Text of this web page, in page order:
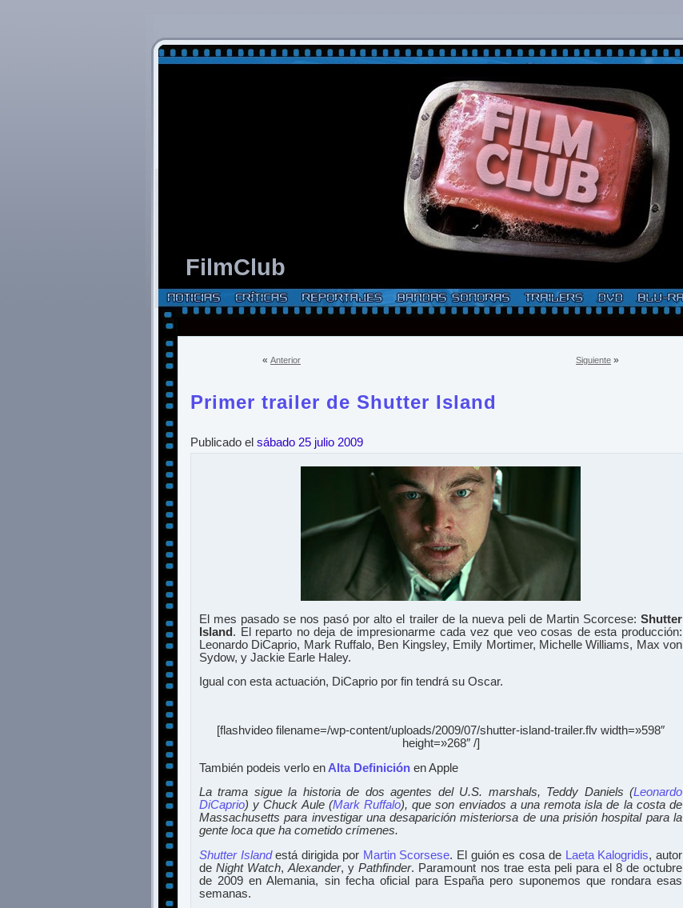
FilmClub
Siguiente »
« Anterior
Primer trailer de Shutter Island
Publicado el sábado 25 julio 2009
El mes pasado se nos pasó por alto el trailer de la nueva peli de Martin Scorcese: Shutter
Island . El reparto no deja de impresionarme cada vez que veo cosas de esta producción:
Leonardo DiCaprio, Mark Ruffalo, Ben Kingsley, Emily Mortimer, Michelle Williams, Max von
Sydow, y Jackie Earle Haley.
Igual con esta actuación, DiCaprio por fin tendrá su Oscar.
[flashvideo filename=/wp-content/uploads/2009/07/shutter-island-trailer.flv width=»598″
height=»268″ /]
También podeis verlo en Alta Definición en Apple
La trama sigue la historia de dos agentes del U.S. marshals, Teddy Daniels (Leonardo
DiCaprio) y Chuck Aule (Mark Ruffalo), que son enviados a una remota isla de la costa de
Massachusetts para investigar una desaparición misteriorsa de una prisión hospital para la
gente loca que ha cometido crímenes.
Shutter Islandestá dirigida por Martin Scorsese. El guión es cosa de Laeta Kalogridis, autor
deNight Watch,Alexander, yPathfinder. Paramount nos trae esta peli para el 8 de octubre
de 2009 en Alemania, sin fecha oficial para España pero suponemos que rondara esas
semanas.